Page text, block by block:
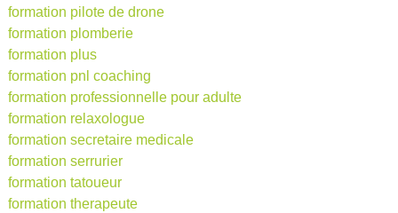
formation pilote de drone
formation plomberie
formation plus
formation pnl coaching
formation professionnelle pour adulte
formation relaxologue
formation secretaire medicale
formation serrurier
formation tatoueur
formation therapeute